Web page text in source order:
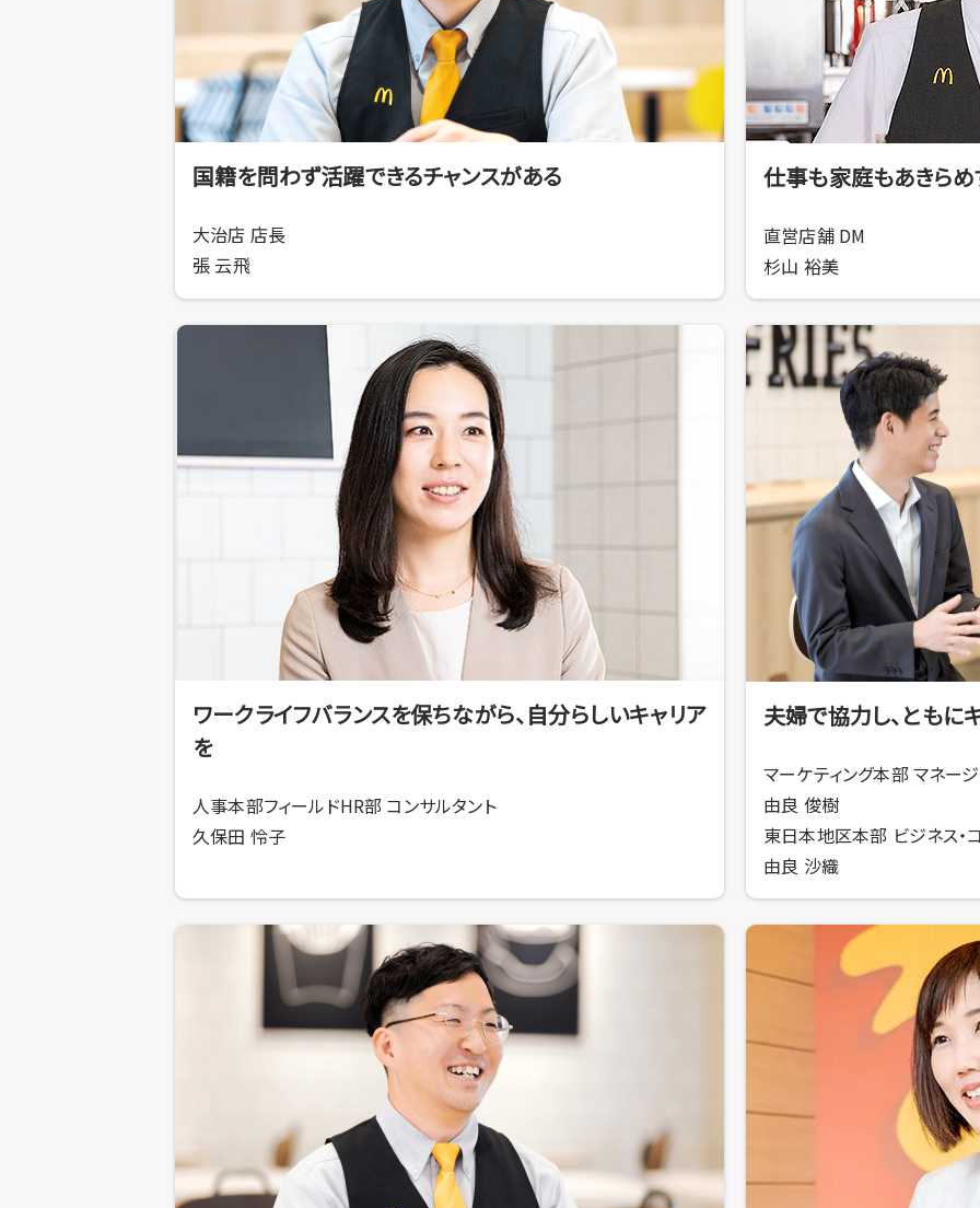
サステナビリティレポート
国籍を問わず活躍できるチャンスがある
大治店 店長
張 云飛
仕事も家庭もあきらめ
直営店舗 DM
杉山 裕美
ワークライフバランスを保ちながら、自分らしいキャリア
を
人事本部フィールドHR部 コンサルタント
久保田 怜子
夫婦で協力し、ともに
マーケティング本部 マネー
由良 俊樹
東日本地区本部 ビジネス・
由良 沙織